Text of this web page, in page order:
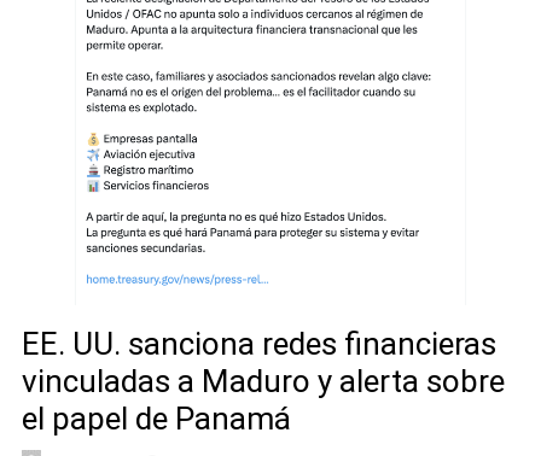
EE. UU. sanciona redes financieras
vinculadas a Maduro y alerta sobre
el papel de Panamá